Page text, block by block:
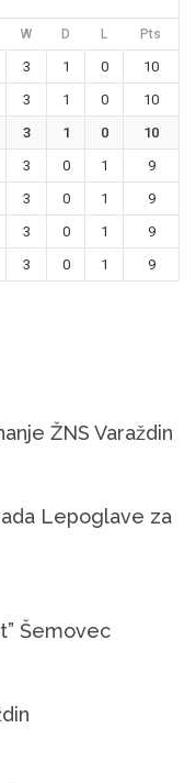
W D L Pts
3 1 0
10
3 1 0
10
3 1 0
10
3 0 1
9
3 0 1
9
3 0 1
9
3 0 1 9
ŽNS Varaždin
Lepoglave za
Šemovec